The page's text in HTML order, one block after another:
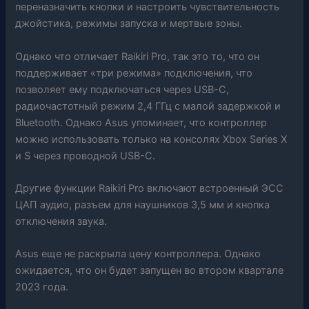
переназначить кнопки и настроить чувствительность
джойстика, режимы запуска и мертвые зоны.
Однако что отличает Raikiri Pro, так это то, что он
поддерживает «три режима» подключения, что
позволяет ему подключаться через USB-C,
радиочастотный режим 2,4 ГГц с малой задержкой и
Bluetooth. Однако Asus упоминает, что контроллер
можно использовать только на консолях Xbox Series X
и S через проводной USB-C.
Другие функции Raikiri Pro включают встроенный ЭСС
ЦАП аудио, разъем для наушников 3,5 мм и кнопка
отключения звука.
Asus еще не раскрыла цену контроллера. Однако
ожидается, что он будет запущен во втором квартале
2023 года.